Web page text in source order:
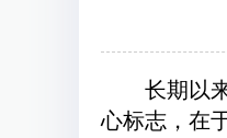
长期以
心标志，在